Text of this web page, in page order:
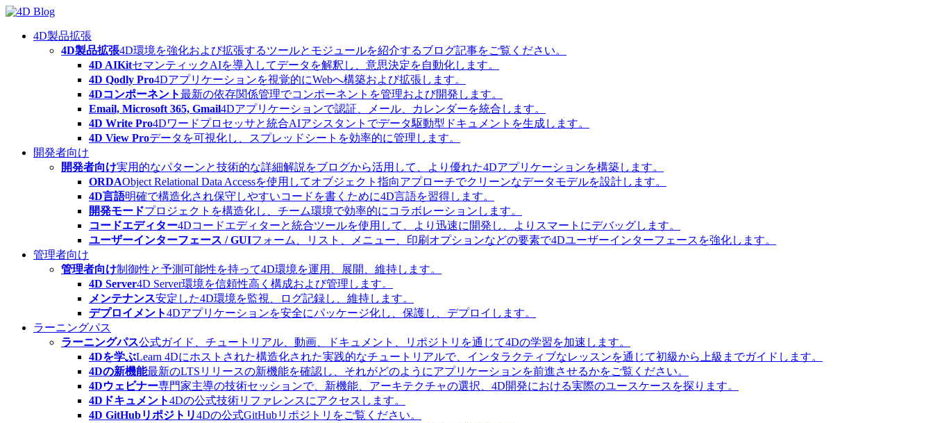
Skip
content4D製品拡張
4D製品拡張4D環境を強化および拡張するツールとモジュールを紹介するブログ記事をご覧ください。
4D AIKitセマンティックAIを導入してデータを解釈し、意思決定を自動化します。
4D Qodly Pro4Dアプリケーションを視覚的にWebへ構築および拡張します。
4Dコンポーネント最新の依存関係管理でコンポーネントを管理および開発します。
Email, Microsoft 365, Gmail4Dアプリケーションで認証、メール、カレンダーを統合します。
4D Write Pro4Dワードプロセッサと統合AIアシスタントでデータ駆動型ドキュメントを生成します。
4D View Proデータを可視化し、スプレッドシートを効率的に管理します。
開発者向け
開発者向け実用的なパターンと技術的な詳細解説をブログから活用して、より優れた4Dアプリケーションを構築します。
ORDAObject Relational Data Accessを使用してオブジェクト指向アプローチでクリーンなデータモデルを設計します。
4D言語明確で構造化され保守しやすいコードを書くために4D言語を習得します。
開発モードプロジェクトを構造化し、チーム環境で効率的にコラボレーションします。
コードエディター4Dコードエディターと統合ツールを使用して、より迅速に開発し、よりスマートにデバッグします。
ユーザーインターフェース / GUIフォーム、リスト、メニュー、印刷オプションなどの要素で4Dユーザーインターフェースを強化します。
管理者向け
管理者向け制御性と予測可能性を持って4D環境を運用、展開、維持します。
4D Server4D Server環境を信頼性高く構成および管理します。
メンテナンス安定した4D環境を監視、ログ記録し、維持します。
デプロイメント4Dアプリケーションを安全にパッケージ化し、保護し、デプロイします。
ラーニングパス
ラーニングパス公式ガイド、チュートリアル、動画、ドキュメント、リポジトリを通じて4Dの学習を加速します。
4Dを学ぶLearn 4Dにホストされた構造化された実践的なチュートリアルで、インタラクティブなレッスンを通じて初級から上級までガイドします。
4Dの新機能最新のLTSリリースの新機能を確認し、それがどのようにアプリケーションを前進させるかをご覧ください。
4Dウェビナー専門家主導の技術セッションで、新機能、アーキテクチャの選択、4D開発における実際のユースケースを探ります。
4Dドキュメント4Dの公式技術リファレンスにアクセスします。
4D GitHubリポジトリ4Dの公式GitHubリポジトリをご覧ください。